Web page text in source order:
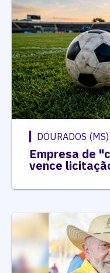
DOURADOS (MS)
Empresa de
vence